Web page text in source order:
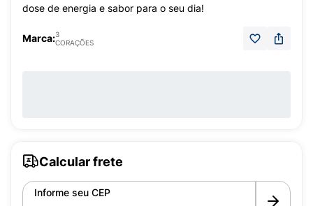
dose de energia e sabor para o seu dia!
Marca:3
CORAÇÕES
Calcular frete
Informe seu CEP